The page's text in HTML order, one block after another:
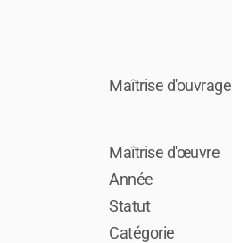
Maîtrise d'ouvrage
Maîtrise d'œuvre
Année
Statut
Catégorie